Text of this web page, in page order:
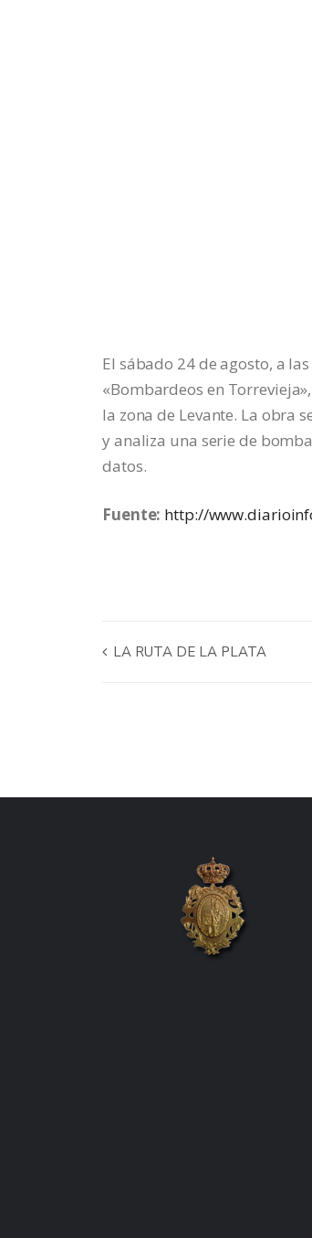
El sábado 24 de agosto, a
«Bombardeos en
la zona de Levante. La obra
y analiza una serie de
datos.
Fuente: http://
LA RUTA DE LA PLATA